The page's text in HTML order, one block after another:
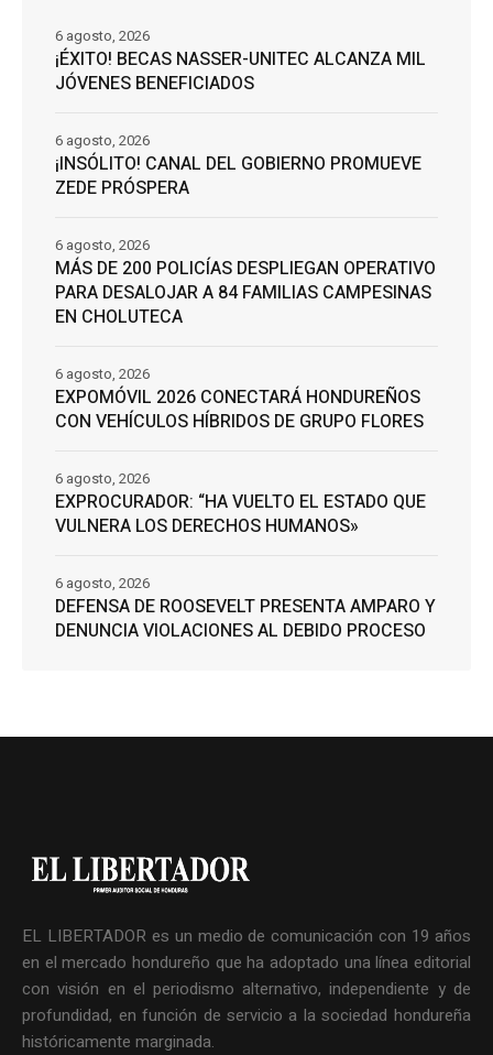
¡ÉXITO! BECAS NASSER-UNITEC ALCANZA MIL
JÓVENES BENEFICIADOS
6 agosto, 2026
¡INSÓLITO! CANAL DEL GOBIERNO PROMUEVE
ZEDE PRÓSPERA
6 agosto, 2026
MÁS DE 200 POLICÍAS DESPLIEGAN OPERATIVO
PARA DESALOJAR A 84 FAMILIAS CAMPESINAS
EN CHOLUTECA
6 agosto, 2026
EXPOMÓVIL 2026 CONECTARÁ HONDUREÑOS
CON VEHÍCULOS HÍBRIDOS DE GRUPO FLORES
6 agosto, 2026
EXPROCURADOR: “HA VUELTO EL ESTADO QUE
VULNERA LOS DERECHOS HUMANOS»
6 agosto, 2026
DEFENSA DE ROOSEVELT PRESENTA AMPARO Y
DENUNCIA VIOLACIONES AL DEBIDO PROCESO
6 agosto, 2026
EL LIBERTADOR es un medio de comunicación con 19 años
en el mercado hondureño que ha adoptado una línea editorial
con visión en el periodismo alternativo, independiente y de
profundidad, en función de servicio a la sociedad hondureña
históricamente marginada.